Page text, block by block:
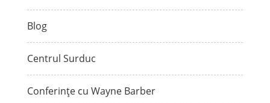
Blog
Centrul Surduc
Conferințe cu Wayne Barber